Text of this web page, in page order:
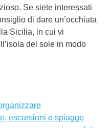
Se siete interessati
di dare un’occhiata
Sicilia, in cui vi
del sole in modo
escursioni e spiagge